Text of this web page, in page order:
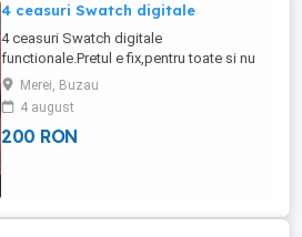
4 ceasuri Swatch digitale
4 ceasuri Swatch digitale
functionale.Pretul e fix,pentru toate si nu
ma intereseaza alte oferte de pret Se pot
vinde si separat la 75 lei pe bucata.Prefer
livrarea personala in zona Buzaului sau
trimit doar cu posta romana nu trimit altfel.
Merei, Buzau
4 august
200 RON